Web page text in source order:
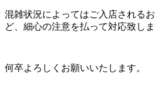
混雑状況によってはご入店される
ど、細心の注意を払って対応致しま
何卒よろしくお願いいたします。